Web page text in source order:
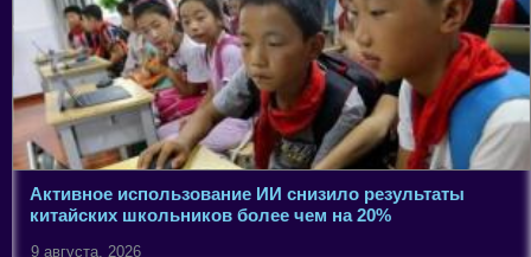
Активное использование ИИ снизило результаты
китайских школьников более чем на 20%
9 августа, 2026